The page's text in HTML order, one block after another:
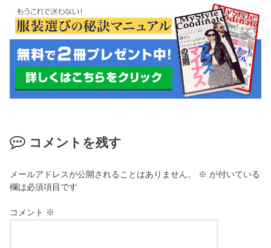
コメントを残す
メールアドレスが公開されることはありません。 ※ が付いている
欄は必須項目です
コメント ※